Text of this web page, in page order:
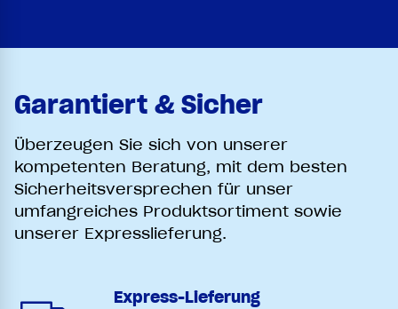
Garantiert & Sicher
Überzeugen Sie sich von unserer
kompetenten Beratung, mit dem besten
Sicherheitsversprechen für unser
umfangreiches Produktsortiment sowie
unserer Expresslieferung.
Express-Lieferung